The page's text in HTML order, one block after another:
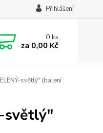
Přihlášení
0ks
za 0,00 Kč
světlý" (balení
světlý"